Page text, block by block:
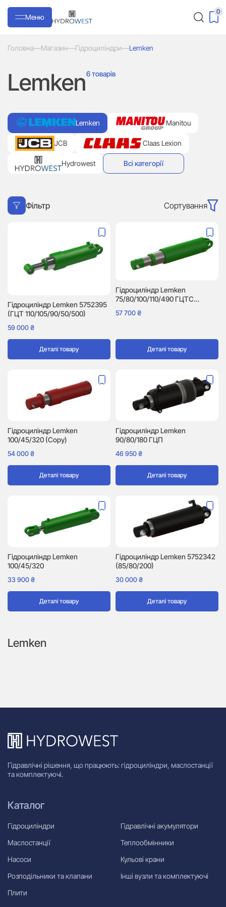
Меню
0
Головна—Магазин—Гідроциліндри—Lemken
Lemken6 товарів
Manitou
JCB Claas Lexion
Lemken
Hydrowest Всі категорії
Фільтр Сортування
Гідроциліндр Lemken 5752395
(ГЦТ 110/105/90/50/500)
59 000₴
Деталі товару
Гідроциліндр Lemken
75/80/100/110/490 ГЦТС
57 700₴
Деталі товару
Гідроциліндр Lemken
100/45/320 (Copy)
54 000₴
Деталі товару
Гідроциліндр Lemken
90/80/180 ГЦП
46 950₴
Деталі товару
Гідроциліндр Lemken
100/45/320
33 900₴
Деталі товару
Гідроциліндр Lemken 5752342
(85/80/200)
30 000₴
Деталі товару
Lemken
Гідравлічні рішення, що працюють: гідроциліндри, маслостанції
та комплектуючі.
Каталог
Гідроциліндри
Маслостанції
Насоси
Розподільники та клапани
Плити
Гідравлічні акумулятори
Теплообмінники
Кульові крани
Інші вузли та комплектуючі